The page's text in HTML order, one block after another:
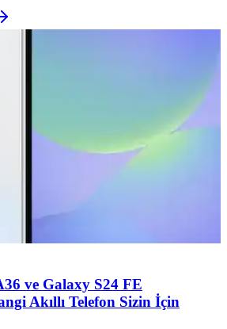
ve Galaxy S24 FE
Akıllı Telefon Sizin İçin